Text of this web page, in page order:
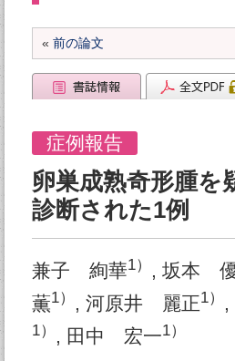
« 前の論文
症例報告
卵巣成熟奇形腫を
診断された1例
兼子 絢華1） , 坂本
薫1） , 河原井 麗正1）
1） , 田中 宏一1）